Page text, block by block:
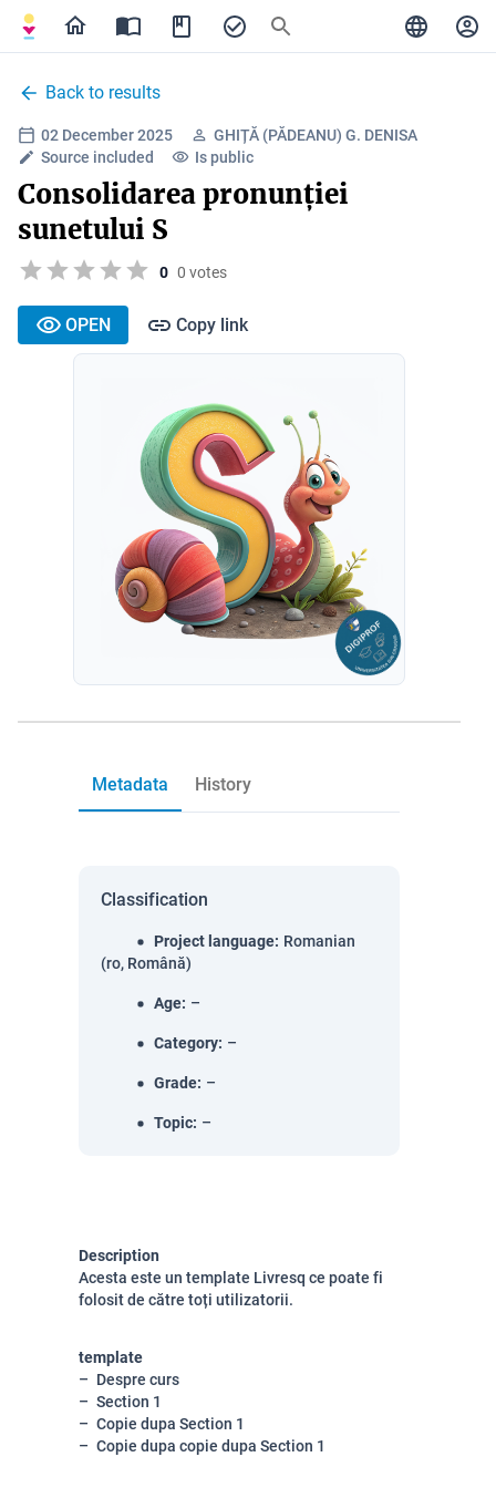
Back to results
02 December 2025
GHIȚĂ (PĂDEANU) G. DENISA
Source included
Is public
Consolidarea pronunției
sunetului S
0 0 votes
OPEN Copy link
Metadata History
Classification
Project language: Romanian
(ro, Română)
Age: –
Category: –
Grade: –
Topic: –
Description
Acesta este un template Livresq ce poate fi
folosit de către toți utilizatorii.
template
Despre curs
Section 1
Copie dupa Section 1
Copie dupa copie dupa Section 1